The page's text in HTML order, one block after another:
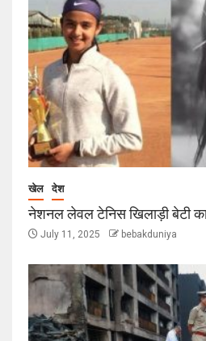
खेल देश
नेशनल लेवल टेनिस खिलाड़ी बेटी का
July 11, 2025 bebakduniya